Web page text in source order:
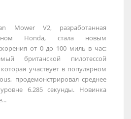
Mower V2, разработанная
Honda, стала новым
от 0 до 100 миль в час:
британской пилотессой
участвует в популярном
продемонстрировал среднее
6.285 секунды. Новинка